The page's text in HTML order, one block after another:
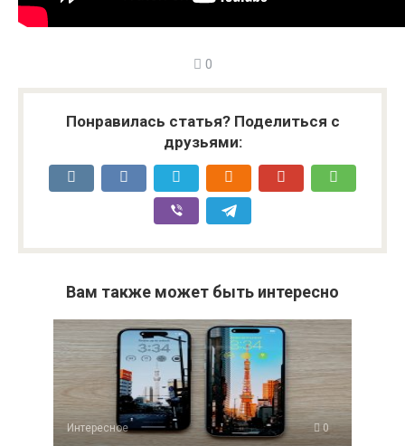
0
Понравилась статья? Поделиться с
друзьями:
Вам также может быть интересно
Интересное 0